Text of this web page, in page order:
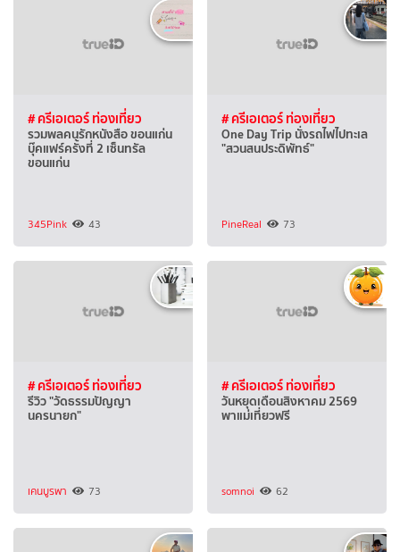
# ครีเอเตอร์ ท่องเที่ยว
รวมพลคนรักหนังสือ ขอนแก่น
บุ๊คแฟร์ครั้งที่ 2 เซ็นทรัล
ขอนแก่น
345Pink 43
# ครีเอเตอร์ ท่องเที่ยว
One Day Trip นั่งรถไฟไปทะเล
"สวนสนประดิพัทธ์"
PineReal 73
# ครีเอเตอร์ ท่องเที่ยว
รีวิว "วัดธรรมปัญญา
นครนายก"
เคนบูรพา 73
# ครีเอเตอร์ ท่องเที่ยว
วันหยุดเดือนสิงหาคม 2569
พาแม่เที่ยวฟรี
somnoi 62